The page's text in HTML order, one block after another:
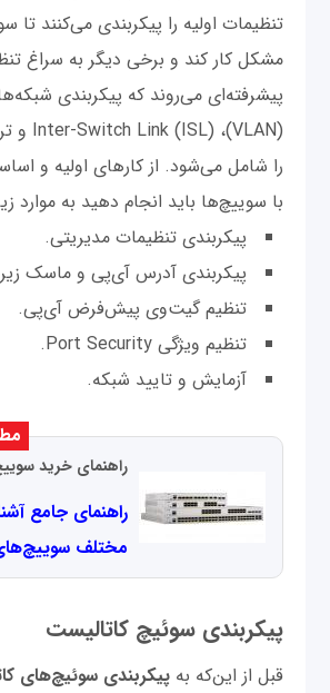
تنظیمات اولیه را پیکربندی می‌کنند تا
مشکل کار کند و برخی دیگر به سراغ
پیشرفته‌ای می‌روند که پیکربندی
را شامل می‌شود. از کارهای اولیه و
با سوییچ‌ها باید انجام دهید به موارد
پیکربندی تنظیمات مدیریتی.
پیکربندی آدرس آی‌پی و ماسک
تنظیم گیت‌وی پیش‌فرض آی‌پی.
تنظیم ویژگی Port Security.
آزمایش و تایید شبکه.
راهنمای خرید
راهنمای جامع
مختلف
پیکربندی سوئیچ کاتالیست
قبل از این‌که بهپیکربندی سوئیچ‌های